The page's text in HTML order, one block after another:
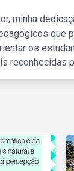
minha
que
os
reconhecidas